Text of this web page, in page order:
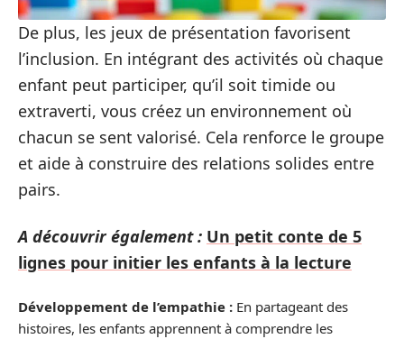
De plus, les jeux de présentation favorisent
l’inclusion. En intégrant des activités où chaque
enfant peut participer, qu’il soit timide ou
extraverti, vous créez un environnement où
chacun se sent valorisé. Cela renforce le groupe
et aide à construire des relations solides entre
pairs.
A découvrir également : Un petit conte de 5
lignes pour initier les enfants à la lecture
Développement de l’empathie : En partageant des
histoires, les enfants apprennent à comprendre les